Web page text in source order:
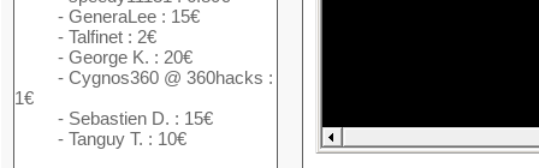
- GeneraLee : 15€
- Talfinet : 2€
- George K. : 20€
- Cygnos360 @ 360hacks :
1€
- Sebastien D. : 15€
- Tanguy T. : 10€